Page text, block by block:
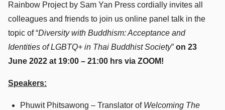
Rainbow Project by Sam Yan Press cordially invites all
colleagues and friends to join us online panel talk in the
topic of “Diversity with Buddhism: Acceptance and
Identities of LGBTQ+ in Thai Buddhist Society” on 23
June 2022 at 19:00 – 21:00 hrs via ZOOM!
Speakers:
Phuwit Phitsawong – Translator of Welcoming The